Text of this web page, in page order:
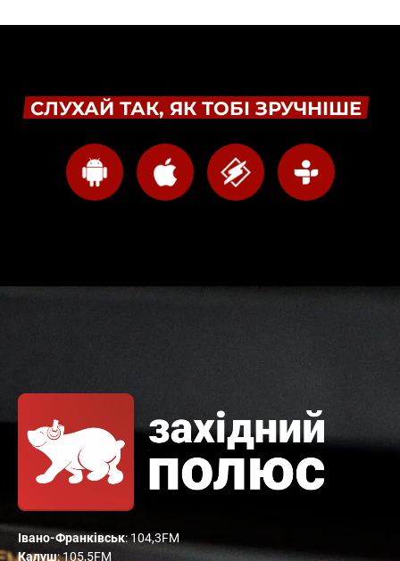
СЛУХАЙ ТАК, ЯК ТОБІ ЗРУЧНІШЕ
Івано-Франківськ: 104,3FM
Калуш: 105,5FM